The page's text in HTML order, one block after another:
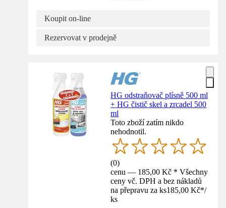
Koupit on-line
Rezervovat v prodejně
HG odstraňovač plísně 500 ml
+ HG čistič skel a zrcadel 500
ml
Toto zboží zatím nikdo
nehodnotil.
(0)
cenu — 185,00 Kč * Všechny
ceny vč. DPH a bez nákladů
na přepravu za ks185,00 Kč*/
ks